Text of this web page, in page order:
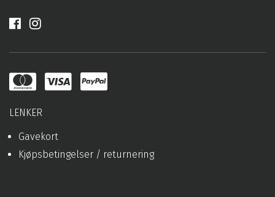
LENKER
Gavekort
Kjøpsbetingelser / returnering